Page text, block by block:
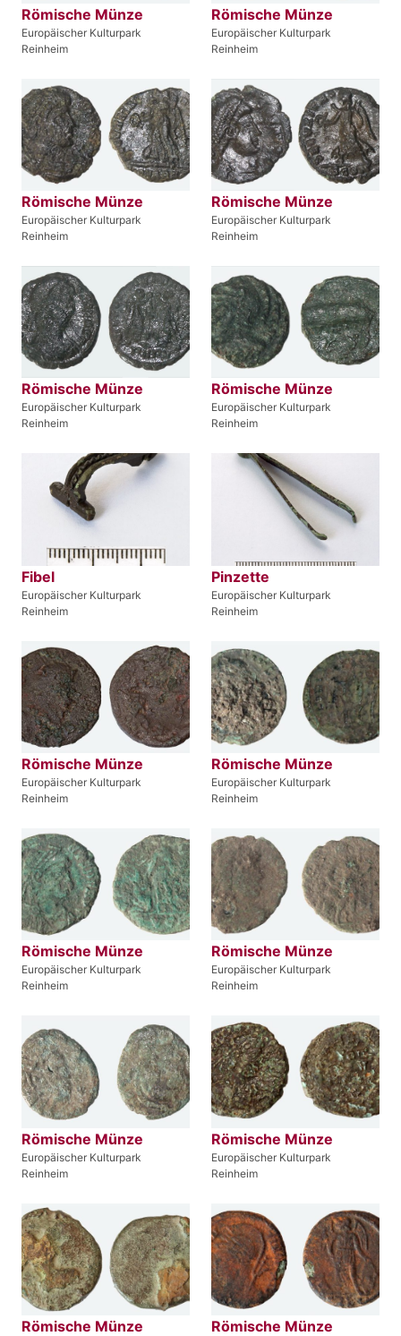
Römische Münze
Europäischer Kulturpark
Reinheim
Römische Münze
Europäischer Kulturpark
Reinheim
Römische Münze
Europäischer Kulturpark
Reinheim
Römische Münze
Europäischer Kulturpark
Reinheim
Römische Münze
Europäischer Kulturpark
Reinheim
Römische Münze
Europäischer Kulturpark
Reinheim
Fibel
Europäischer Kulturpark
Reinheim
Pinzette
Europäischer Kulturpark
Reinheim
Römische Münze
Europäischer Kulturpark
Reinheim
Römische Münze
Europäischer Kulturpark
Reinheim
Römische Münze
Europäischer Kulturpark
Reinheim
Römische Münze
Europäischer Kulturpark
Reinheim
Römische Münze
Europäischer Kulturpark
Reinheim
Römische Münze
Europäischer Kulturpark
Reinheim
Römische Münze Römische Münze